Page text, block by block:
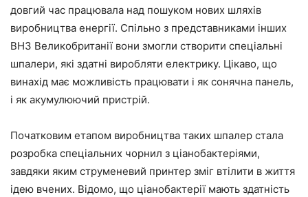
довгий час працювала над пошуком нових шляхів
виробництва енергії. Спільно з представниками інших
ВНЗ Великобританії вони змогли створити спеціальні
шпалери, які здатні виробляти електрику. Цікаво, що
винахід має можливість працювати і як сонячна панель,
і як акумулюючий пристрій.
Початковим етапом виробництва таких шпалер стала
розробка спеціальних чорнил з ціанобактеріями,
завдяки яким струменевий принтер зміг втілити в життя
ідею вчених. Відомо, що ціанобактерії мають здатність